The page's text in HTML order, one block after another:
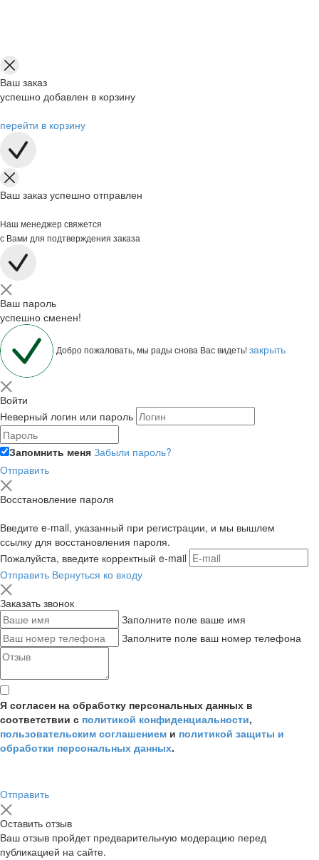
Ваш заказ
успешно добавлен в корзину
перейти в корзину
Ваш заказ успешно отправлен
Наш менеджер свяжется
с Вами для подтверждения заказа
Ваш пароль
успешно сменен!
Добро пожаловать, мы рады снова Вас видеть!закрыть
Войти
Неверный логин или пароль
Запомнить меня Забыли пароль?
Отправить
Восстановление пароля
Введите e-mail, указанный при регистрации, и мы вышлем
ссылку для восстановления пароля.
Пожалуйста, введите корректный e-mail
Отправить Вернуться ко входу
Заказать звонок
Заполните поле ваше имя
Заполните поле ваш номер телефона
Я согласен на обработку персональных данных в
соответствии с политикой конфиденциальности,
пользовательским соглашением и политикой защиты и
обработки персональных данных.
Отправить
Оставить отзыв
Ваш отзыв пройдет предварительную модерацию перед
публикацией на сайте.